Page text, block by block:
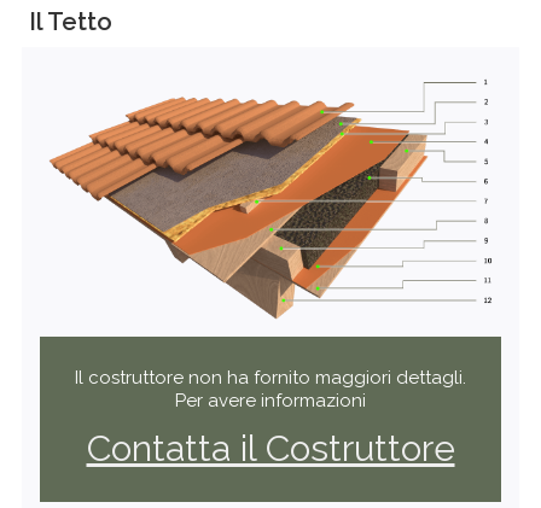
Il Tetto
Il costruttore non ha fornito maggiori dettagli.
Per avere informazioni
Contatta il Costruttore